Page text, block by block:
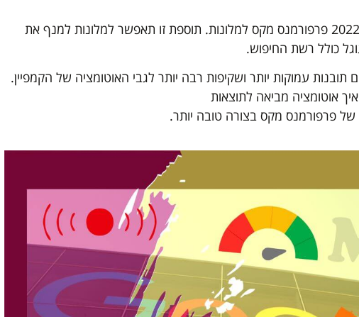
עדכון נוסף יתווסף במחצית השנייה של 2022 פרפורמנס מקס למלונות. תוספת זו תאפשר למלונות למנף את
כולל רשת החיפוש.
עמוקות יותר ושקיפות רבה יותר לגבי האוטומציה של הקמפיין.
אוטומציה מביאה לתוצאות
פרפורמנס מקס בצורה טובה יותר.